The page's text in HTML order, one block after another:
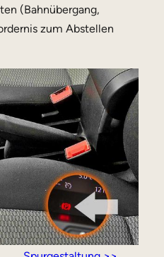
(Bahnübergang,
zum Abstellen